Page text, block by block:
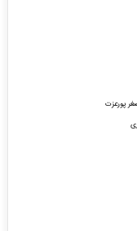
پورعزت